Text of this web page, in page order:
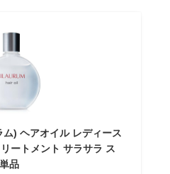
) ヘアオイル レディース
ートメント サラサラ ス
品